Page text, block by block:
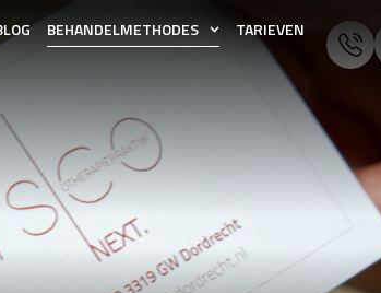
BEHANDELMETHODES TARIEVEN